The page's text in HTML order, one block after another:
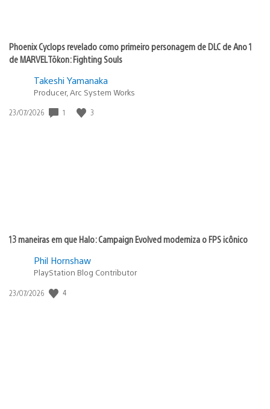
Phoenix Cyclops revelado como primeiro personagem de DLC de Ano 1
de MARVEL Tōkon: Fighting Souls
Takeshi Yamanaka
Producer, Arc System Works
Data
23/07/2026 1 3
13 maneiras em que Halo: Campaign Evolved moderniza o FPS icônico
Phil Hornshaw
PlayStation Blog Contributor
Data
23/07/2026 4